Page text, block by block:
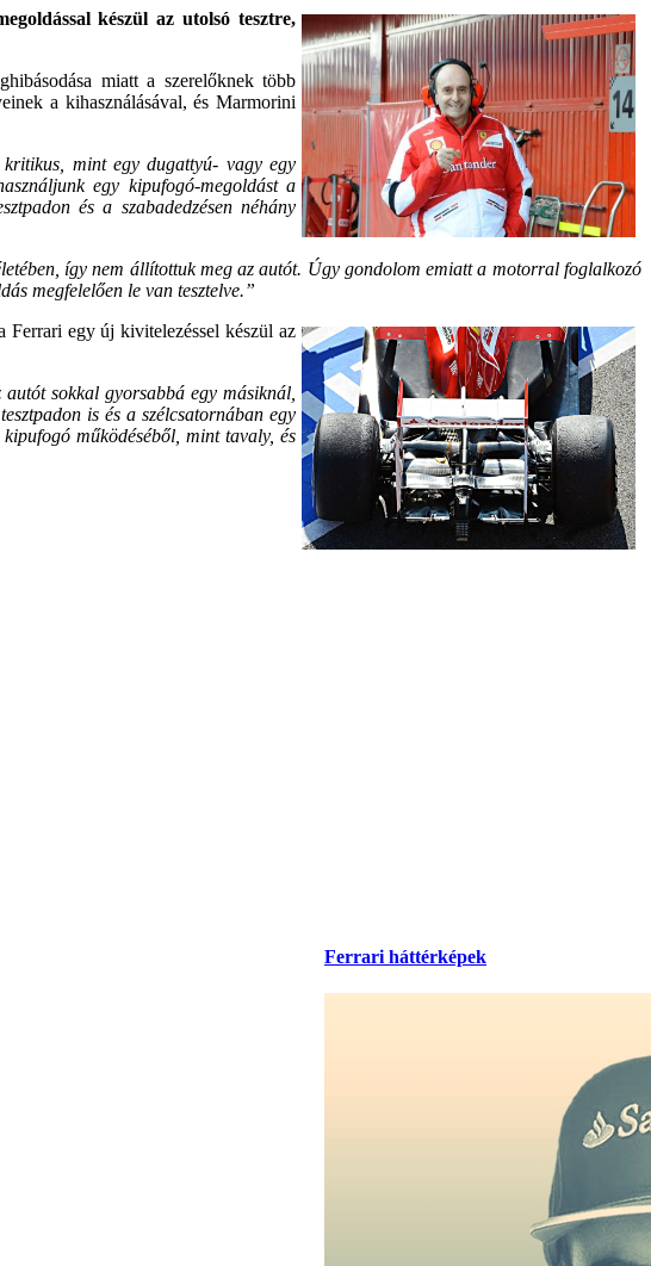
készül az utolsó tesztre,
miatt a szerelőknek több
a kihasználásával, és Marmorini
mint egy dugattyú- vagy egy
egy kipufogó-megoldást a
és a szabadedzésen néhány
így nem állítottuk meg az autót. Úgy gondolom emiatt a motorral foglalkozó
megfelelően le van tesztelve.”
egy új kivitelezéssel készül az
sokkal gyorsabbá egy másiknál,
is és a szélcsatornában egy
működéséből, mint tavaly, és
Ferrari háttérképek